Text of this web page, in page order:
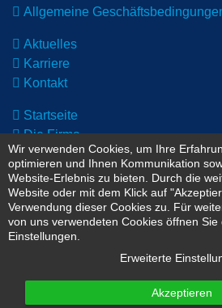
Allgemeine
Aktuelles
Karriere
Kontakt
Startseite
Die Firma
Unsere Standorte
Zertifikate
© 2026 STAMAG Ersatzteil- und
Wir verwenden Cookies, um Ihre
optimieren und Ihnen Kommunikation
Website-Erlebnis zu bieten. Durch die
Website oder mit dem Klick auf
Verwendung dieser Cookies zu. Für
von uns verwendeten Cookies öffnen Sie
Einstellungen.
Erweiterte
Akzeptieren